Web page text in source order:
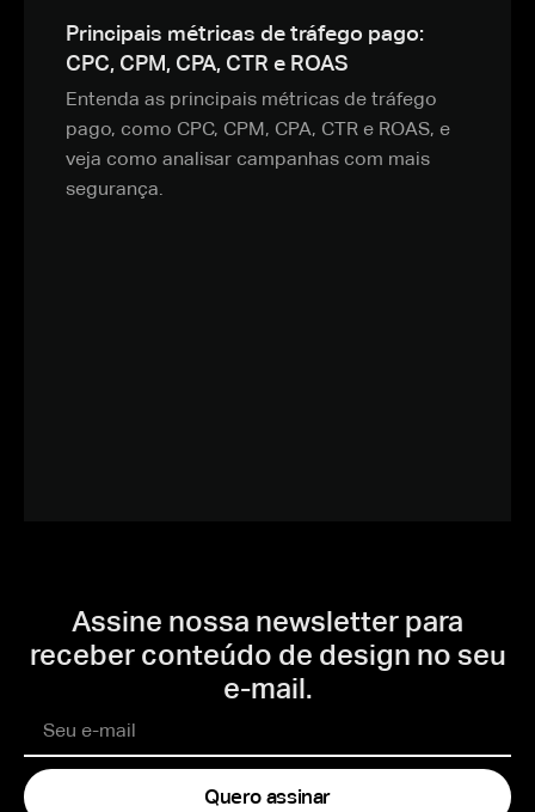
Principais métricas de tráfego pago:
CPC, CPM, CPA, CTR e ROAS
Entenda as principais métricas de tráfego
pago, como CPC, CPM, CPA, CTR e ROAS, e
veja como analisar campanhas com mais
segurança.
Assine nossa newsletter para
receber conteúdo de design no seu
e-mail.
Quero assinar